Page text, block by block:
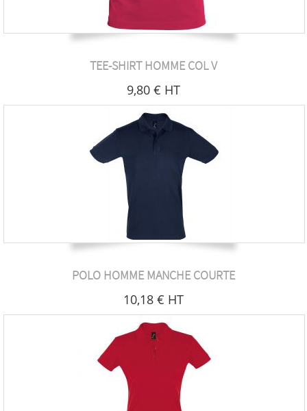
TEE-SHIRT HOMME COL V
9,80 € HT
POLO HOMME MANCHE COURTE
10,18 € HT